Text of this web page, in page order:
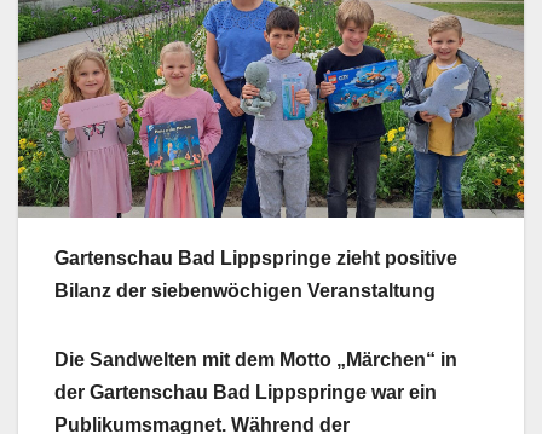
Gartenschau Bad Lippspringe zieht positive
Bilanz der siebenwöchigen Veranstaltung
Die Sandwelten mit dem Motto „Märchen“ in
der Gartenschau Bad Lippspringe war ein
Publikumsmagnet. Während der